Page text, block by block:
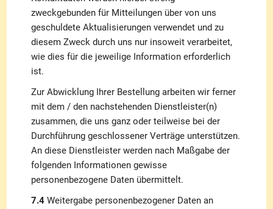
zweckgebunden für Mitteilungen über von uns
geschuldete Aktualisierungen verwendet und zu
diesem Zweck durch uns nur insoweit verarbeitet,
wie dies für die jeweilige Information erforderlich
ist.
Zur Abwicklung Ihrer Bestellung arbeiten wir ferner
mit dem / den nachstehenden Dienstleister(n)
zusammen, die uns ganz oder teilweise bei der
Durchführung geschlossener Verträge unterstützen.
An diese Dienstleister werden nach Maßgabe der
folgenden Informationen gewisse
personenbezogene Daten übermittelt.
7.4 Weitergabe personenbezogener Daten an